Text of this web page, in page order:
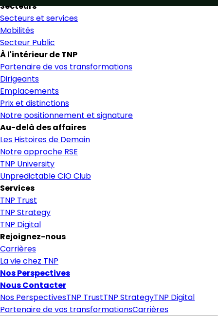
Secteurs
Secteurs et services
Mobilités
Secteur Public
À l'intérieur de TNP
Partenaire de vos transformations
Dirigeants
Emplacements
Prix et distinctions
Notre positionnement et signature
Au-delà des affaires
Les Histoires de Demain
Notre approche RSE
TNP University
Unpredictable CIO Club
Services
TNP Trust
TNP Strategy
TNP Digital
Rejoignez-nous
Carrières
La vie chez TNP
Nos Perspectives
Nous Contacter
Nos PerspectivesTNP TrustTNP StrategyTNP Digital
Partenaire de vos transformationsCarrières